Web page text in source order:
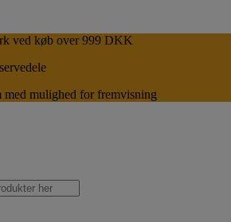
ved køb over 999 DKK
med mulighed for fremvisning